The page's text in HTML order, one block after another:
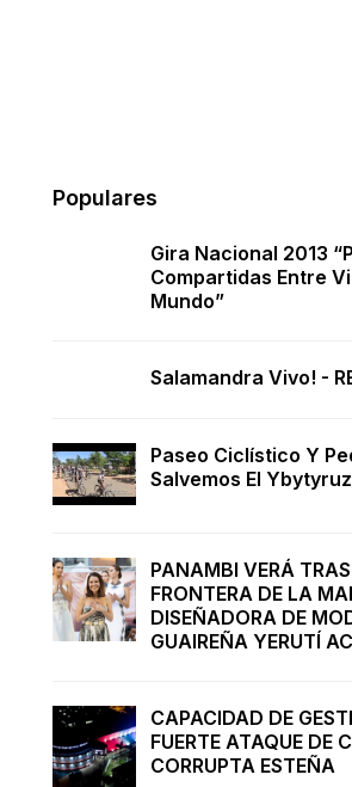
Populares
Gira Nacional 2013
Compartidas Entre
Mundo”
Salamandra Vivo! -
Paseo Ciclístico Y
Salvemos El
PANAMBI VERÁ
FRONTERA DE LA
DISEÑADORA DE
GUAIREÑA YERUTÍ
CAPACIDAD DE
FUERTE ATAQUE DE
CORRUPTA ESTEÑA